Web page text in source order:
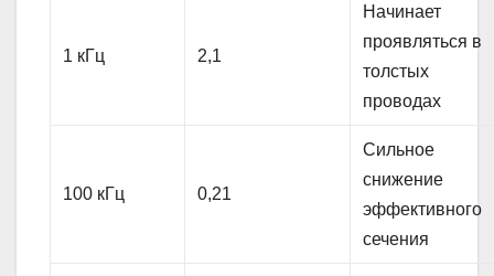
1 кГц 2,1
Начинает
проявляться в
толстых
проводах
100 кГц 0,21
Сильное
снижение
эффективного
сечения